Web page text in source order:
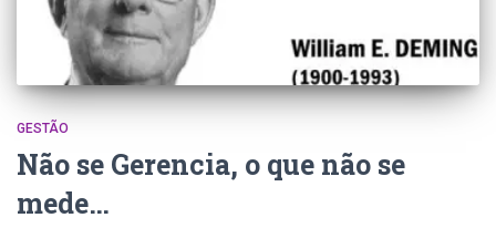
GESTÃO
Não se Gerencia, o que não se
mede…